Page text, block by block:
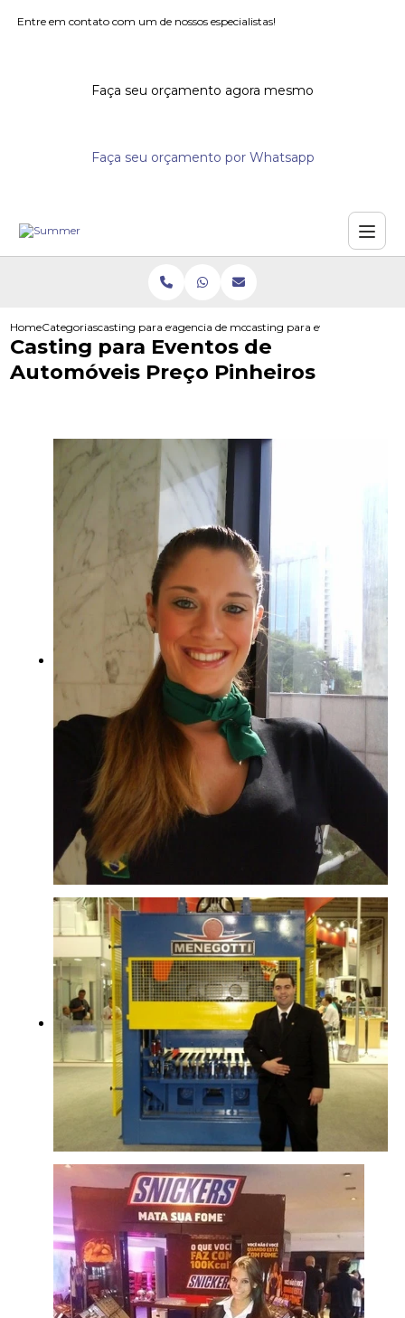
Entre em contato com um de nossos especialistas!
Faça seu orçamento agora mesmo
Faça seu orçamento por Whatsapp
HomeCategoriascasting para eventosagencia de modelos para eventos
casting para eventos de
Casting para Eventos de
Automóveis Preço Pinheiros